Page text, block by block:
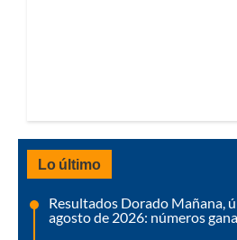
Lo último
Resultados Dorado Mañana,
agosto de 2026: números